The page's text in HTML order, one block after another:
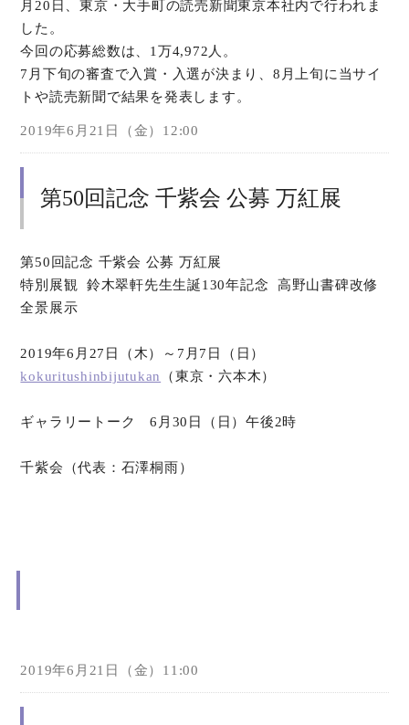
月20日、東京・大手町の読売新聞東京本社内で行われま
した。
今回の応募総数は、1万4,972人。
7月下旬の審査で入賞・入選が決まり、8月上旬に当サイ
トや読売新聞で結果を発表します。
2019年6月21日（金）12:00
第50回記念 千紫会 公募 万紅展
第50回記念 千紫会 公募 万紅展
特別展観 鈴木翠軒先生生誕130年記念 高野山書碑改修
全景展示
2019年6月27日（木）～7月7日（日）
kokuritushinbijutukan
（東京・六本木）
ギャラリートーク 6月30日（日）午後2時
千紫会（代表：石澤桐雨）
2019年6月21日（金）11:00